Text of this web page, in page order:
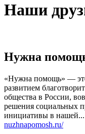
Наши
Нужна
«Нужна помощь» —
развитием
общества в России,
решения социальных
инициативы в нашей...
nuzhnapomosh.ru/